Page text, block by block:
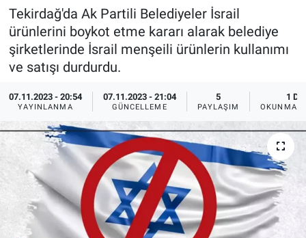
Tekirdağ'da Ak Partili Belediyeler İsrail
ürünlerini boykot etme kararı alarak belediye
şirketlerinde İsrail menşeili ürünlerin kullanımı
ve satışı durdurdu.
07.11.2023 - 20:54
YAYINLANMA
07.11.2023 - 21:04
GÜNCELLEME
5
PAYLAŞIM
1 DK
OKUNMA